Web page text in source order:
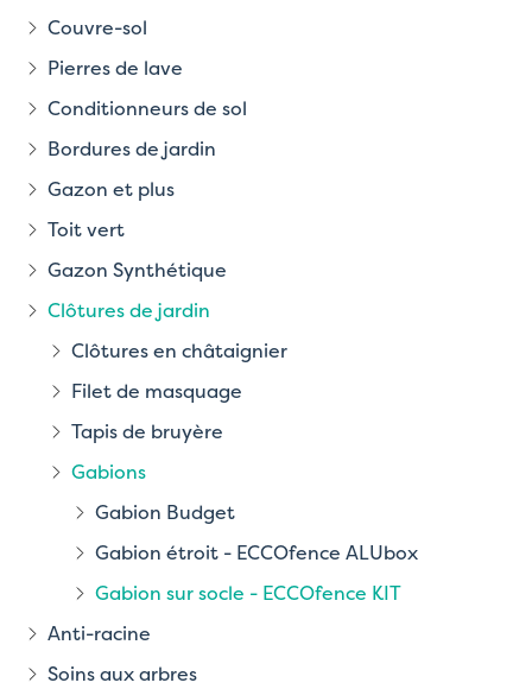
Couvre-sol
Pierres de lave
Conditionneurs de sol
Bordures de jardin
Gazon et plus
Toit vert
Gazon Synthétique
Clôtures de jardin
Clôtures en châtaignier
Filet de masquage
Tapis de bruyère
Gabions
Gabion Budget
Gabion étroit - ECCOfence ALUbox
Gabion sur socle - ECCOfence KIT
Anti-racine
Soins aux arbres